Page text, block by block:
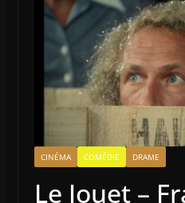
CINÉMA COMÉDIE DRAME
Le Jouet –